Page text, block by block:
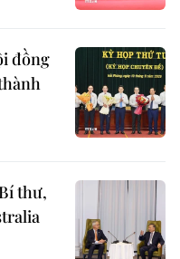
đồng
thư,